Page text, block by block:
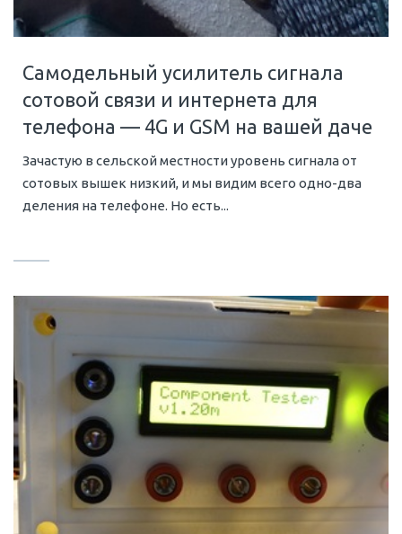
Самодельный усилитель сигнала
сотовой связи и интернета для
телефона — 4G и GSM на вашей даче
Зачастую в сельской местности уровень сигнала от
сотовых вышек низкий, и мы видим всего одно-два
деления на телефоне. Но есть...